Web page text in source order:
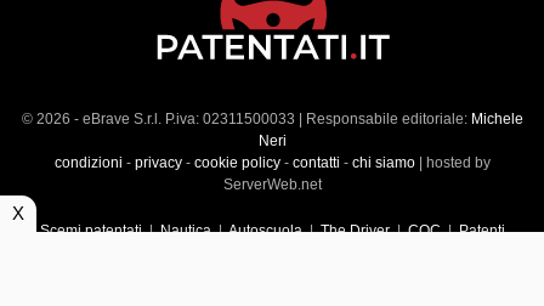
© 2026 - eBrave S.r.l. P.iva: 02311500033 | Responsabile editoriale: Michele
Neri
condizioni - privacy- cookie policy- contatti - chi siamo| hosted by
ServerWeb.net
Scemi patentati|Nautica|Autoscuola|The Driver|CQC|Patenti
X